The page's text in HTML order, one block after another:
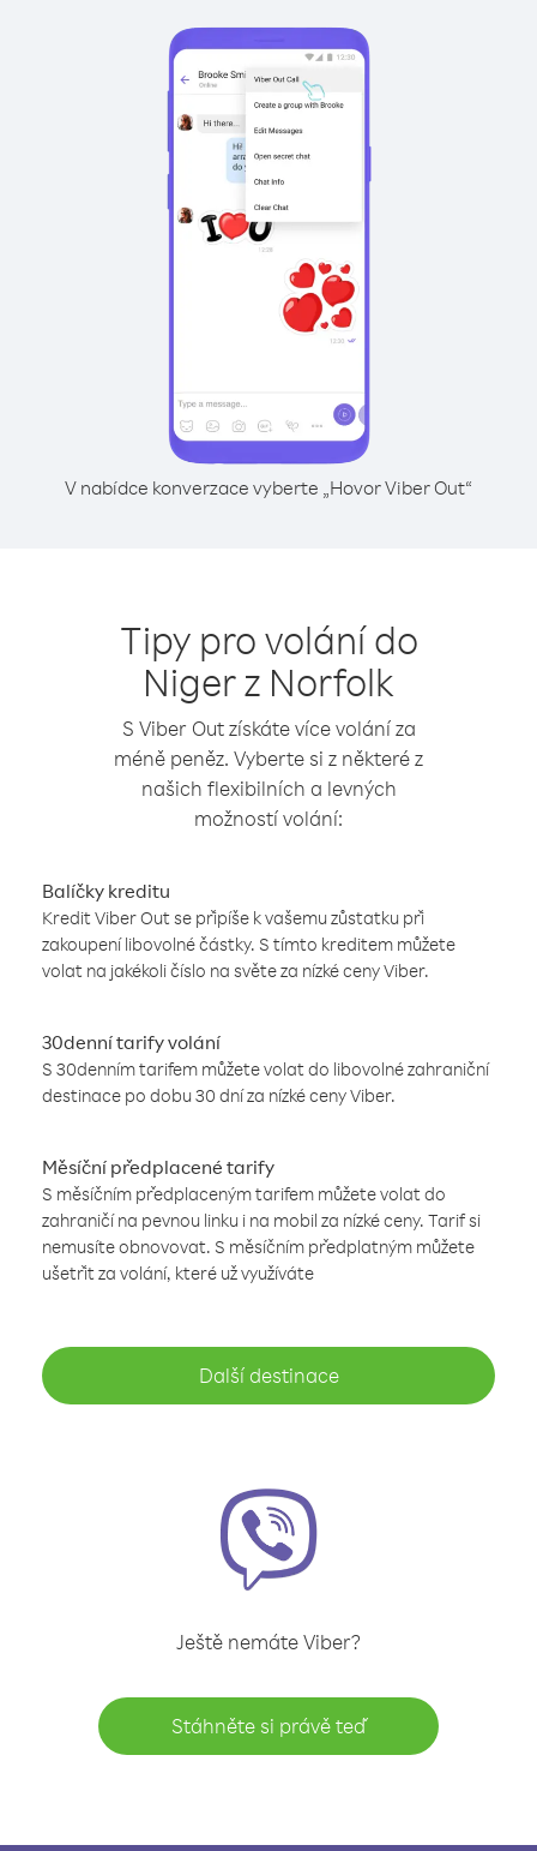
V nabídce konverzace vyberte „Hovor Viber Out“
Tipy pro volání do
Niger z Norfolk
S Viber Out získáte více volání za
méně peněz. Vyberte si z některé z
našich flexibilních a levných
možností volání:
Balíčky kreditu
Kredit Viber Out se připíše k vašemu zůstatku při
zakoupení libovolné částky. S tímto kreditem můžete
volat na jakékoli číslo na světe za nízké ceny Viber.
30denní tarify volání
S 30denním tarifem můžete volat do libovolné zahraniční
destinace po dobu 30 dní za nízké ceny Viber.
Měsíční předplacené tarify
S měsíčním předplaceným tarifem můžete volat do
zahraničí na pevnou linku i na mobil za nízké ceny. Tarif si
nemusíte obnovovat. S měsíčním předplatným můžete
ušetřit za volání, které už využíváte
Další destinace
Ještě nemáte Viber?
Stáhněte si právě teď